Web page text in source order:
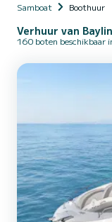
Samboat Boothuur
Verhuur van
160 boten beschikbaar